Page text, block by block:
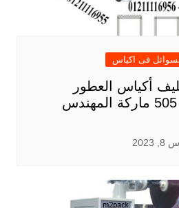
أكياس العطور
والكاتشب موديل 505 ماركة المهندس